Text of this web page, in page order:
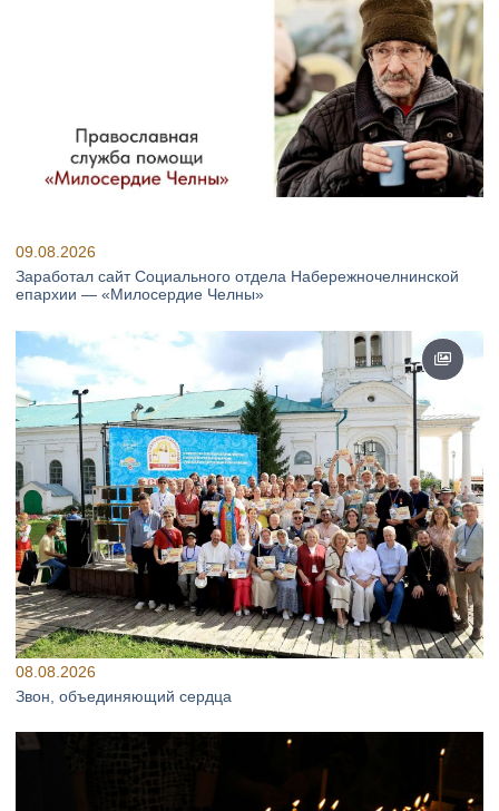
09.08.2026
Заработал сайт Социального отдела Набережночелнинской
епархии — «Милосердие Челны»
08.08.2026
Звон, объединяющий сердца